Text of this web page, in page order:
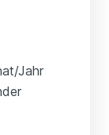
Jahr